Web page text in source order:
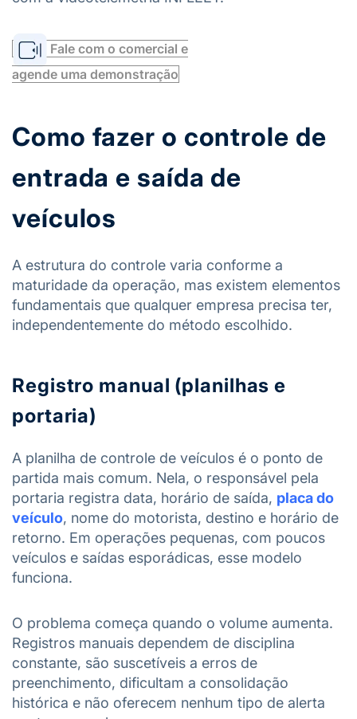
Fale com o comercial e
agende uma demonstração
Como fazer o controle de
entrada e saída de
veículos
A estrutura do controle varia conforme a
maturidade da operação, mas existem elementos
fundamentais que qualquer empresa precisa ter,
independentemente do método escolhido.
Registro manual (planilhas e
portaria)
A planilha de controle de veículos é o ponto de
partida mais comum. Nela, o responsável pela
portaria registra data, horário de saída, placa do
veículo, nome do motorista, destino e horário de
retorno. Em operações pequenas, com poucos
veículos e saídas esporádicas, esse modelo
funciona.
O problema começa quando o volume aumenta.
Registros manuais dependem de disciplina
constante, são suscetíveis a erros de
preenchimento, dificultam a consolidação
histórica e não oferecem nenhum tipo de alerta